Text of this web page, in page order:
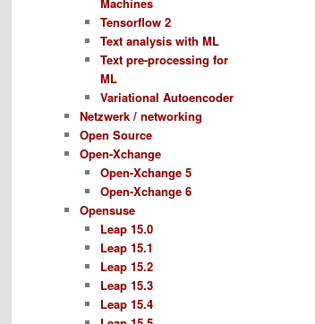
Tensorflow 2
Text analysis with ML
Text pre-processing for
ML
Variational Autoencoder
Netzwerk / networking
Open Source
Open-Xchange
Open-Xchange 5
Open-Xchange 6
Opensuse
Leap 15.0
Leap 15.1
Leap 15.2
Leap 15.3
Leap 15.4